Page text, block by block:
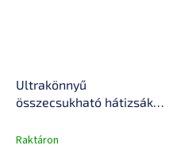
Ultrakönnyű
összecsukható hátizsák
Raktáron